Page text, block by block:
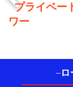
プライベー
ワー
–ロ